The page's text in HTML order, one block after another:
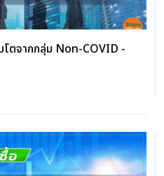
โตจากกลุ่ม Non-COVID -